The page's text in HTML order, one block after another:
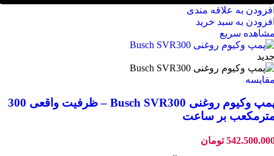
به علاقه مندی
به سبد خرید
سریع
پمپ وکیوم روغنی Busch SVR300 – ظرفیت واقعی 300
بر ساعت
تومان